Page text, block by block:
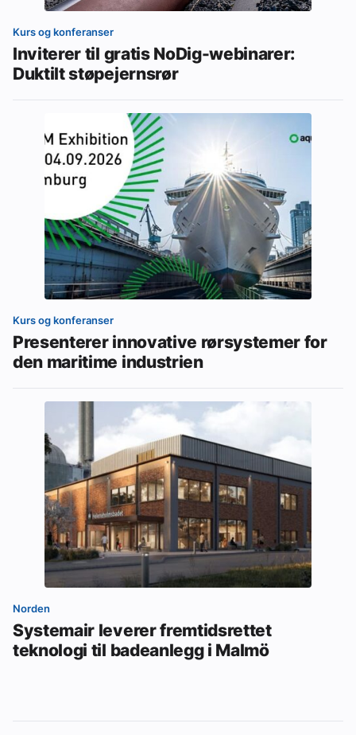
Kurs og konferanser
Inviterer til gratis NoDig-webinarer:
Duktilt støpejernsrør
Kurs og konferanser
Presenterer innovative rørsystemer for
den maritime industrien
Norden
Systemair leverer fremtidsrettet
teknologi til badeanlegg i Malmö